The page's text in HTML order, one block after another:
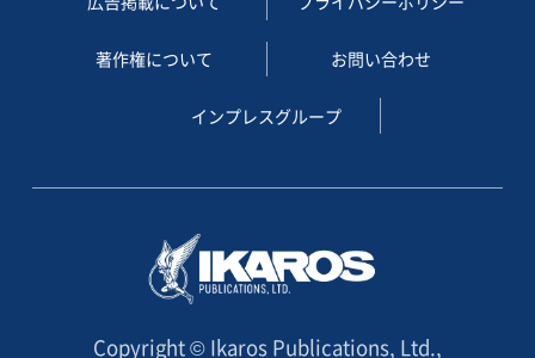
著作権について お問い合わせ
インプレスグループ
Copyright © Ikaros Publications, Ltd.,